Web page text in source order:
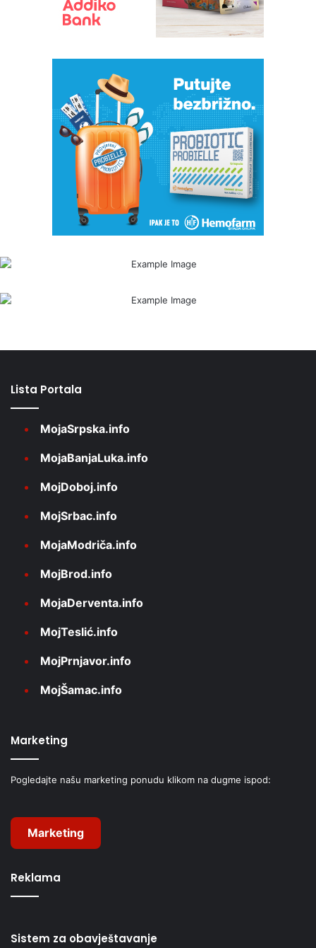
Lista Portala
MojaSrpska.info
MojaBanjaLuka.info
MojDoboj.info
MojSrbac.info
MojaModriča.info
MojBrod.info
MojaDerventa.info
MojTeslić.info
MojPrnjavor.info
MojŠamac.info
Marketing
Pogledajte našu marketing ponudu klikom na dugme ispod:
Marketing
Reklama
Sistem za obavještavanje